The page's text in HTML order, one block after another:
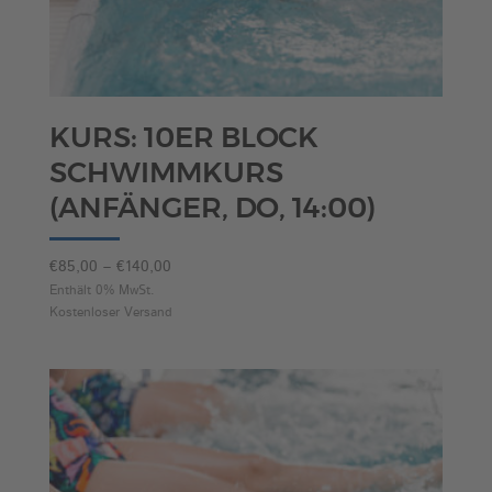
KURS: 10ER BLOCK
SCHWIMMKURS
(ANFÄNGER, DO, 14:00)
€85,00 – € 140,00Preisspanne:
bis
Enthält 0% MwSt.
Kostenloser Versand